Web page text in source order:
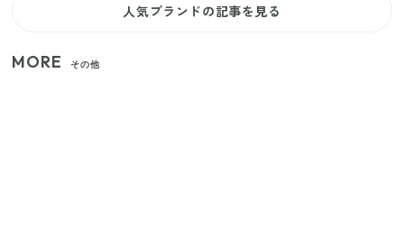
人気ブランドの記事を見る
MORE その他